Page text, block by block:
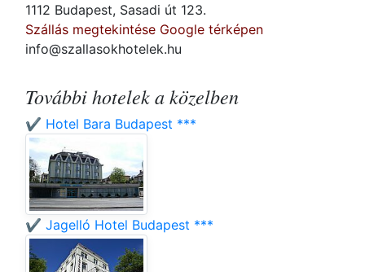
1112 Budapest, Sasadi út 123.
Szállás megtekintése Google térképen
info@szallasokhotelek.hu
További hotelek a közelben
✔️ Hotel Bara Budapest ***
✔️ Jagelló Hotel Budapest ***